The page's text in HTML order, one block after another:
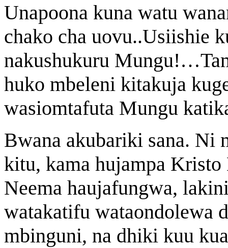
Unapoona kuna watu
chako cha uovu..Usiishie
nakushukuru
huko mbeleni kitakuja
wasiomtafuta Mungu
Bwana akubariki sana. Ni
kitu, kama hujampa
Neema haujafungwa,
watakatifu wataondolewa
mbinguni, na dhiki kuu